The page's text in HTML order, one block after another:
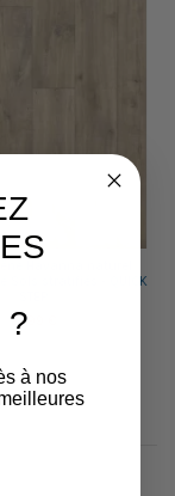
Sols stratifiés - QUICK
27,99 €
?
à nos